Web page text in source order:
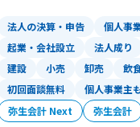
法人の決算・申告 個人事
起業・会社設立
法人成り
建設 小売 卸売 飲
初回面談無料 個人事業主
弥生会計 Next 弥生会計